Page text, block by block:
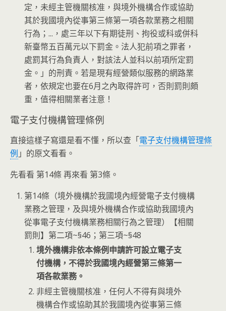
定，未經主管機關核准，與境外機構合作或協助
其於我國境內從事第三條第一項各款業務之相關
行為；...，處三年以下有期徒刑、拘役或科或併科
新臺幣五百萬元以下罰金。法人犯前項之罪者，
處罰其行為負責人，對該法人並科以前項所定罰
金。」的刑責。若是現有經營類似服務的網路業
者，依規定也要在6月之內取得許可，否則罰則頗
重，值得相關業者注意！
電子支付機構管理條例
直接這樣子寫還是看不懂，所以查「電子支付機構管理條
例 」的原文看看。
先看看 第14條 再來看 第3條。
第14條（境外機構於我國境內經營電子支付機構
業務之管理，及與境外機構合作或協助我國境內
從事電子支付機構業務相關行為之管理）【相關
罰則】第二項~§46；第三項~§48
境外機構非依本條例申請許可設立電子支
付機構，不得於我國境內經營第三條第一
項各款業務。
非經主管機關核准，任何人不得有與境外
機構合作或協助其於我國境內從事第三條